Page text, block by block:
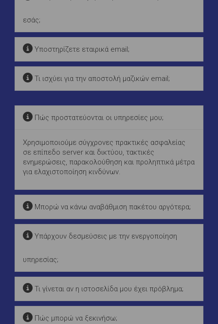
εσάς;
Υποστηρίζετε εταιρικά email;
Τι ισχύει για την αποστολή μαζικών email;
Πώς προστατεύονται οι υπηρεσίες μου;
Χρησιμοποιούμε σύγχρονες πρακτικές ασφαλείας
σε επίπεδο server και δικτύου, τακτικές
ενημερώσεις, παρακολούθηση και προληπτικά μέτρα
για ελαχιστοποίηση κινδύνων.
Μπορώ να κάνω αναβάθμιση πακέτου αργότερα;
Υπάρχουν δεσμεύσεις με την ενεργοποίηση
υπηρεσίας;
Τι γίνεται αν η ιστοσελίδα μου έχει πρόβλημα;
Πώς μπορώ να ξεκινήσω;